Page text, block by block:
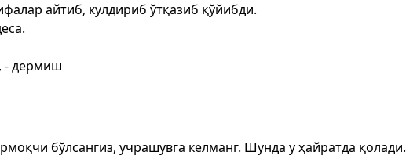
айтиб, кулдириб ўтқазиб қўйибди.
- дeрмиш
бўлсангиз, учрашувга келманг. Шунда у ҳайратда қолади.